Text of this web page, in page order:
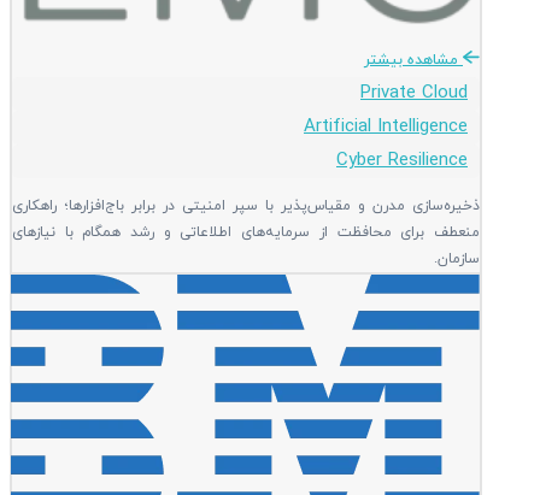
مشاهده بیشتر
Private Cloud
Artificial Intelligence
Cyber Resilience
ذخیره‌سازی مدرن و مقیاس‌پذیر با سپر امنیتی در برابر باج‌افزارها؛ راهکاری
منعطف برای محافظت از سرمایه‌های اطلاعاتی و رشد همگام با نیازهای
سازمان.